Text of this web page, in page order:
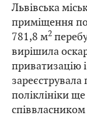
Львівська
приміщення
781,8 м2
вирішила
приватизацію
зареєструвала
поліклініки